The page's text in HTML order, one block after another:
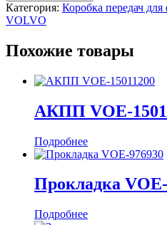
Категория: Коробка передач
VOLVO
Похожие товары
АКПП VOE-
Подробнее
Прокладка
Подробнее